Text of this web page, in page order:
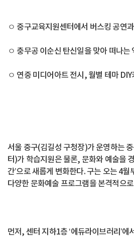
ㅇ 중구교육지원센터에서 버스킹 공연
ㅇ 충무공 이순신 탄신일을 맞아 떠나는
ㅇ 연중 미디어아트 전시, 월별 테마
서울 중구(김길성 구청장)가 운영하는
터)가 학습지원은 물론, 문화와 예술을
간’으로 새롭게 변화한다. 구는 오는 4월
다양한 문화예술 프로그램을 본격적으
먼저, 센터 지하1층 ‘에듀라이브러리’에